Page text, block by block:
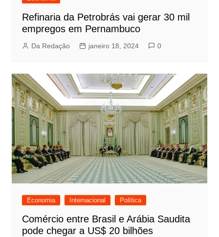
Refinaria da Petrobrás vai gerar 30 mil
empregos em Pernambuco
Da Redação janeiro 18, 2024 0
Economia Internacional Política
Comércio entre Brasil e Arábia Saudita
pode chegar a US$ 20 bilhões